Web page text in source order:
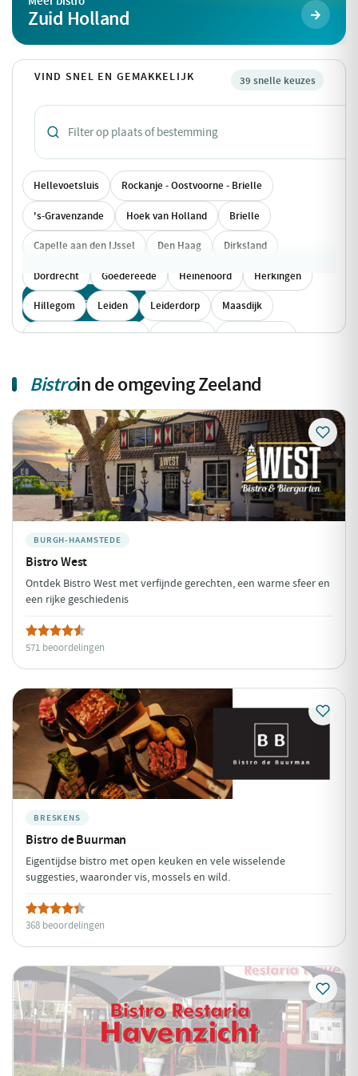
Zuid Holland
VIND SNEL EN GEMAKKELIJK 39 snelle keuzes
Hellevoetsluis Rockanje - Oostvoorne - Brielle
's-Gravenzande Hoek van Holland Brielle
Capelle aan den IJssel Den Haag Dirksland
Dordrecht Goedereede Heinenoord Herkingen
Hillegom Leiden Leiderdorp Maasdijk
Maasvlakte Rotterdam Melissant Middelharnis
Noordwijk Noordwijk aan Zee
Oud-Beijerland Ouddorp Rockanje
Roelofarendsveen Sassenheim Spijkenisse
Stad aan 't Haringvliet Stellendam Ter Aar
Voorhout Warmond Woubrugge Zoeterwoude
Zwartewaal
Toon alle 39 keuzes
Bistroin de omgeving Zeeland
BURGH-HAAMSTEDE
Bistro West
Ontdek Bistro West met verfijnde gerechten, een warme sfeer en
een rijke geschiedenis
571 beoordelingen
BRESKENS
Bistro de Buurman
Eigentijdse bistro met open keuken en vele wisselende
suggesties, waaronder vis, mossels en wild.
368 beoordelingen